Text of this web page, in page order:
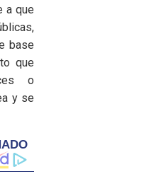
a que
base
que
o
y se